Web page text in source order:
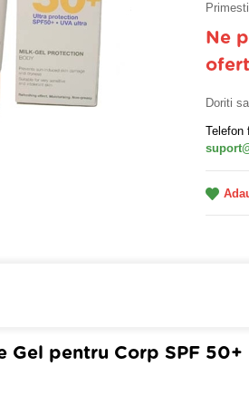
Primesti
Ne
Doriti
Telefon
Gel pentru Corp SPF 50+